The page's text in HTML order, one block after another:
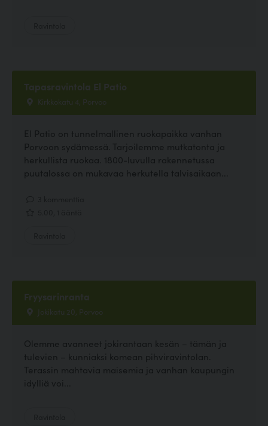
Tapasravintola El Patio
Kirkkokatu 4, Porvoo
El Patio on tunnelmallinen ruokapaikka vanhan
Porvoon sydämessä. Tarjoilemme mutkatonta ja
herkullista ruokaa. 1800-luvulla rakennetussa
puutalossa on mukavaa herkutella talvisaikaan...
Fryysarinranta
Jokikatu 20, Porvoo
Olemme avanneet jokirantaan kesän – tämän ja
tulevien – kunniaksi komean pihviravintolan.
Terassin mahtavia maisemia ja vanhan kaupungin
idylliä voi...